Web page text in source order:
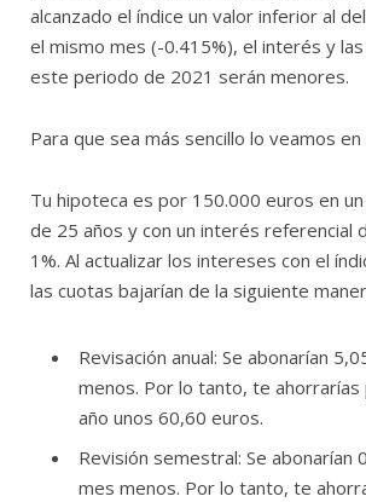
alcanzado el índice un valor inferior al
el mismo mes (-0.415%), el interés y
este periodo de 2021 serán menores.
Para que sea más sencillo lo veamos
Tu hipoteca es por 150.000 euros en
de 25 años y con un interés referencial
1%. Al actualizar los intereses con el
las cuotas bajarían de la siguiente
Revisación anual: Se abonarían
menos. Por lo tanto, te ahorrarías
año unos 60,60 euros.
Revisión semestral: Se abonarían
mes menos. Por lo tanto, te